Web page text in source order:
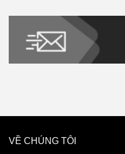
VỀ CHÚNG TÔI